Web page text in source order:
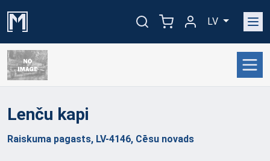
LV
Lenču kapi
Raiskuma pagasts, LV-4146, Cēsu novads